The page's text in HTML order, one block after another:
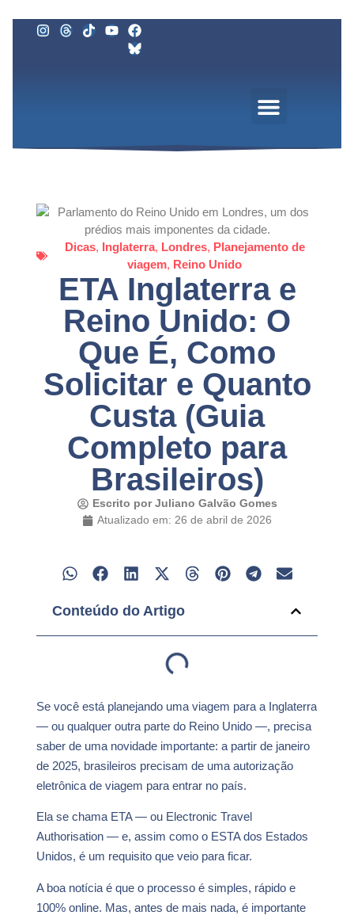
Dicas, Inglaterra, Londres, Planejamento de
viagem, Reino Unido
ETA Inglaterra e
Reino Unido: O
Que É, Como
Solicitar e Quanto
Custa (Guia
Completo para
Brasileiros)
Escrito porJuliano Galvão Gomes
Atualizado em: 26 de abril de 2026
Conteúdo do Artigo
Se você está planejando uma viagem para a Inglaterra
— ou qualquer outra parte do Reino Unido —, precisa
saber de uma novidade importante: a partir de janeiro
de 2025, brasileiros precisam de uma autorização
eletrônica de viagem para entrar no país.
Ela se chama ETA — ou Electronic Travel
Authorisation — e, assim como o ESTA dos Estados
Unidos, é um requisito que veio para ficar.
A boa notícia é que o processo é simples, rápido e
100% online. Mas, antes de mais nada, é importante